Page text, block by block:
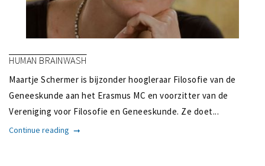
HUMAN BRAINWASH
Maartje Schermer is bijzonder hoogleraar Filosofie van de
Geneeskunde aan het Erasmus MC en voorzitter van de
Vereniging voor Filosofie en Geneeskunde. Ze doet...
Continue reading